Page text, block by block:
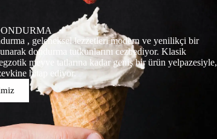
, geleneksel lezzetleri modern ve yenilikçi bir
dondurma tutkunlarını cezbediyor. Klasik
meyve tatlarına kadar geniş bir ürün yelpazesiyle,
hitap ediyor.